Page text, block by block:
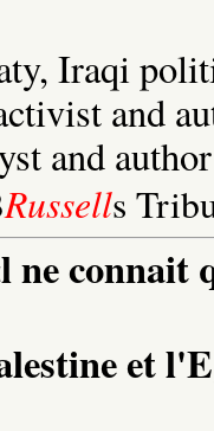
Iraqi
and
and author
Russells
connait
et